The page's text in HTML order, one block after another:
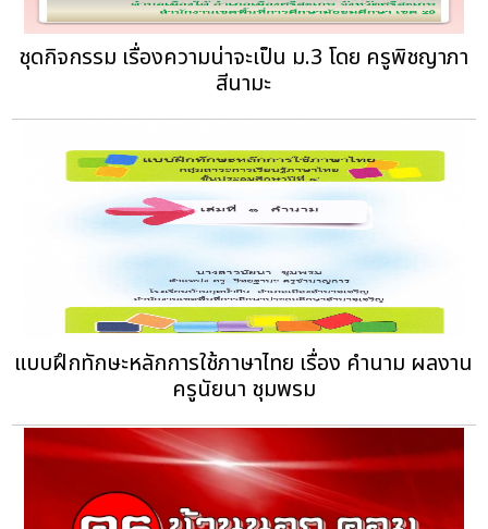
ชุดกิจกรรม เรื่องความน่าจะเป็น ม.3 โดย ครูพิชญาภา
สีนามะ
แบบฝึกทักษะหลักการใช้ภาษาไทย เรื่อง คำนาม ผลงาน
ครูนัยนา ชุมพรม